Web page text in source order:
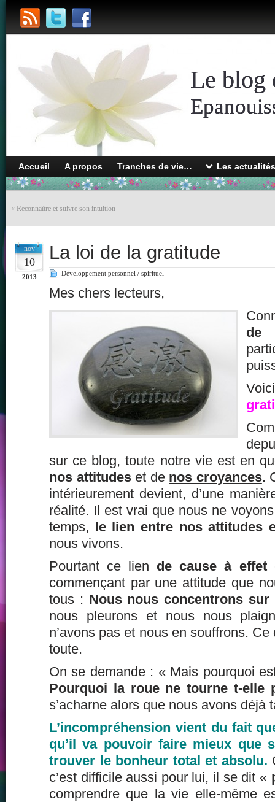
Le blog
Accueil A propos Tranches de vie… Les
« Reconnaître et suivre son intuition
nov
10
2013
La loi de la gratitude
Développement personnel / spirituel
Mes chers lecteurs,
sur ce blog, toute notre vie est en
nos attitudeset de nos croyances.
intérieurement devient, d’une
réalité. Il est vrai que nous ne
temps, le lien entre nos attitudes
nous vivons.
Pourtant ce lien de cause à effet
commençant par une attitude que
tous : Nous nous concentrons
nous pleurons et nous nous
n’avons pas et nous en souffrons.
toute.
On se demande : « Mais pourquoi
Pourquoi la roue ne tourne t-elle
s’acharne alors que nous avons déjà
L’incompréhension vient du fait
qu’il va pouvoir faire mieux que
trouver le bonheur total et absolu.
c’est difficile aussi pour lui, il se dit «
comprendre que la vie elle-même